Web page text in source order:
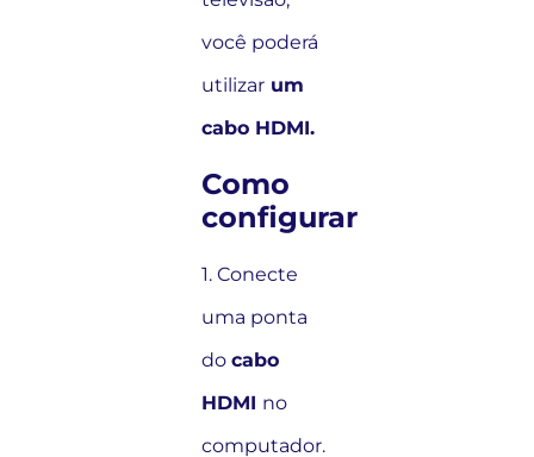
você poderá
utilizar um
cabo HDMI.
Como
configurar
1. Conecte
uma ponta
docabo
HDMI no
computador.